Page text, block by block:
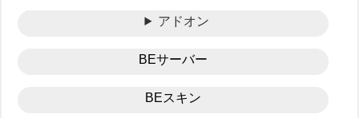
アドオン
BEサーバー
BEスキン